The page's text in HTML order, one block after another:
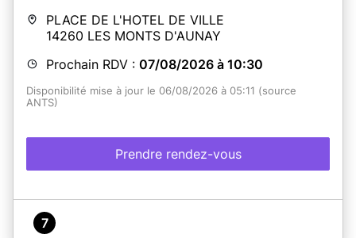
PLACE DE L'HOTEL DE VILLE
14260 LES MONTS D'AUNAY
Prochain RDV : 07/08/2026 à 10:30
Disponibilité mise à jour le 06/08/2026 à 05:11 (source
ANTS)
Prendre rendez-vous
7